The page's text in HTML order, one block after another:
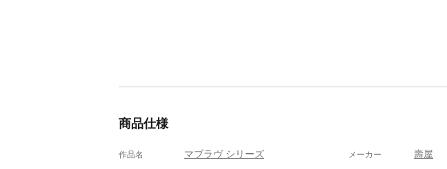
商品仕様
作品名 マブラヴ シリーズ メーカー 壽屋